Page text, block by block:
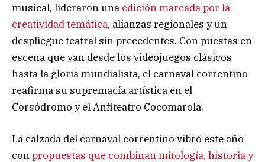
musical, lideraron una edición marcada por la
creatividad temática, alianzas regionales y un
despliegue teatral sin precedentes. Con puestas en
escena que van desde los videojuegos clásicos
hasta la gloria mundialista, el carnaval correntino
reafirma su supremacía artística en el
Corsódromo y el Anfiteatro Cocomarola.
La calzada del carnaval correntino vibró este año
conpropuestas que combinan mitología, historia y